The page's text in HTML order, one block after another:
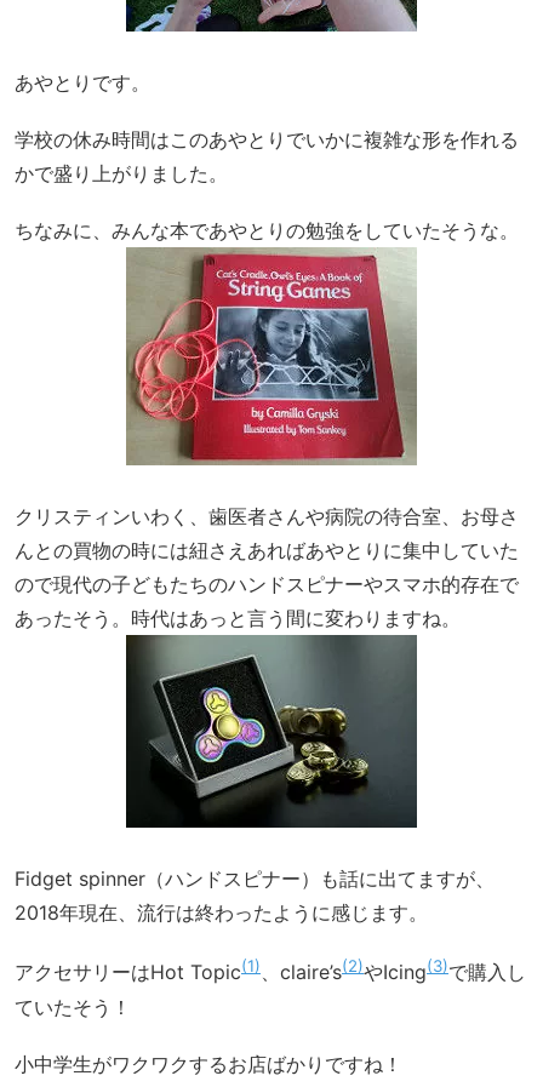
あやとりです。
学校の休み時間はこのあやとりでいかに複雑な形を作れる
かで盛り上がりました。
ちなみに、みんな本であやとりの勉強をしていたそうな。
クリスティンいわく、歯医者さんや病院の待合室、お母さ
んとの買物の時には紐さえあればあやとりに集中していた
ので現代の子どもたちのハンドスピナーやスマホ的存在で
あったそう。時代はあっと言う間に変わりますね。
Fidget spinner（ハンドスピナー）も話に出てますが、
2018年現在、流行は終わったように感じます。
アクセサリーはHot Topic 1 、claire’s 2 やIcing 3 で購入し
ていたそう！
小中学生がワクワクするお店ばかりですね！